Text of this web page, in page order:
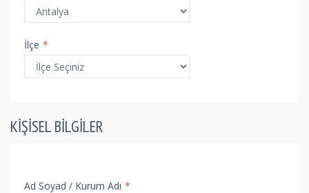
İlçe *
KIŞISEL BILGILER
Ad Soyad / Kurum Adı *